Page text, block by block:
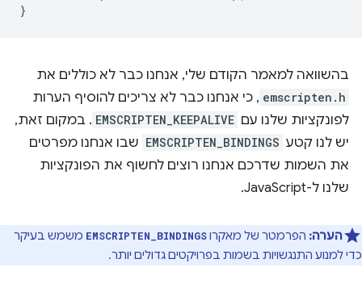
}
בהשוואה למאמר הקודם שלי, אנחנו כבר לא כוללים את
emscripten.h , כי אנחנו כבר לא צריכים להוסיף הערות
לפונקציות שלנו עם EMSCRIPTEN_KEEPALIVE . במקום זאת,
יש לנו קטע EMSCRIPTEN_BINDINGS שבו אנחנו מפרטים
את השמות שדרכם אנחנו רוצים לחשוף את הפונקציות
שלנו ל-JavaScript.
הערה: הפרמטר של מאקרוEMSCRIPTEN_BINDINGS משמש בעיקר
כדי למנוע התנגשויות בשמות בפרויקטים גדולים יותר.